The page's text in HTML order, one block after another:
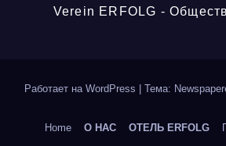
Verein ERFOLG -
Работает на WordPress Тема:
Home О НАС ОТЕЛЬ ERFOLG